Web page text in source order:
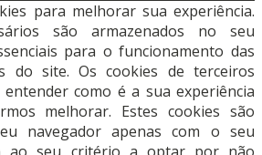
para melhorar sua experiência.
são armazenados no seu
para o funcionamento das
do site. Os cookies de terceiros
como é a sua experiência
melhorar. Estes cookies são
navegador apenas com o seu